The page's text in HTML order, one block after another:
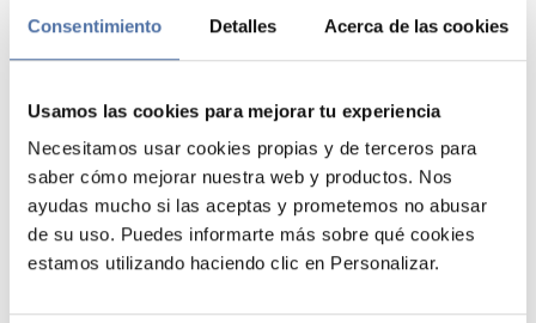
Consentimiento Detalles Acerca de las cookies
Usamos las cookies para mejorar tu experiencia
Necesitamos usar cookies propias y de terceros para
saber cómo mejorar nuestra web y productos. Nos
ayudas mucho si las aceptas y prometemos no abusar
de su uso. Puedes informarte más sobre qué cookies
estamos utilizando haciendo clic en Personalizar.
SET DE IMANES TROQUELADOS
DISNEY VAIANA